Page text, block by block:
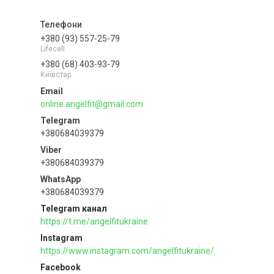
+380 (93) 557-25-79
Lifecell
+380 (68) 403-93-79
Київстар
online.angelfit@gmail.com
+380684039379
+380684039379
+380684039379
Telegram канал
https://t.me/angelfitukraine
Instagram
https://www.instagram.com/angelfitukraine/
Facebook